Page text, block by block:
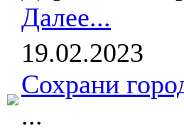
Далее...
19.02.2023
Сохрани
...